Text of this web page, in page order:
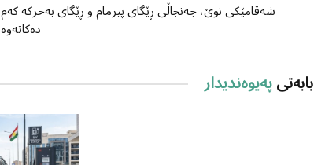
شەقامێکی نوێ، جەنجاڵی ڕێگای پیرمام و ڕێگای بەحرکە کەم
دەکاتەوه
بابەتیپەیوەندیدار